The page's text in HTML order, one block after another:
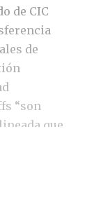
de CIC
de
“son
que